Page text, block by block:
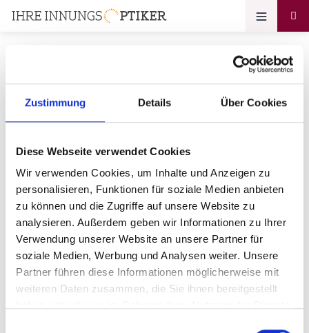
Zustimmung Details Über Cookies
Diese Webseite verwendet Cookies
Wir verwenden Cookies, um Inhalte und Anzeigen zu
personalisieren, Funktionen für soziale Medien anbieten
zu können und die Zugriffe auf unsere Website zu
analysieren. Außerdem geben wir Informationen zu Ihrer
Verwendung unserer Website an unsere Partner für
soziale Medien, Werbung und Analysen weiter. Unsere
Partner führen diese Informationen möglicherweise mit
weiteren Daten zusammen, die Sie ihnen bereitgestellt
Ihr Zugang zum
Brillengalerie am Markt GmbH
Bitte geben Sie Ihr Passwort ein: